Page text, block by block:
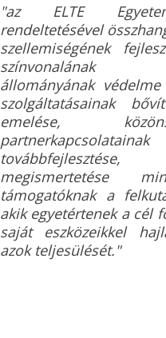
"az ELTE
rendeltetésével
szellemiségének
színvonalának
állományának
szolgáltatásainak
emelése,
megismertetése
támogatóknak a
akik egyetértenek a cél
saját eszközeikkel
azok teljesülését."